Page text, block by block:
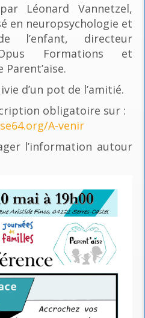
Léonard Vannetzel,
en neuropsychologie et
l’enfant, directeur
Opus Formations et
d’un pot de l’amitié.
obligatoire sur :
A-venir
l’information autour